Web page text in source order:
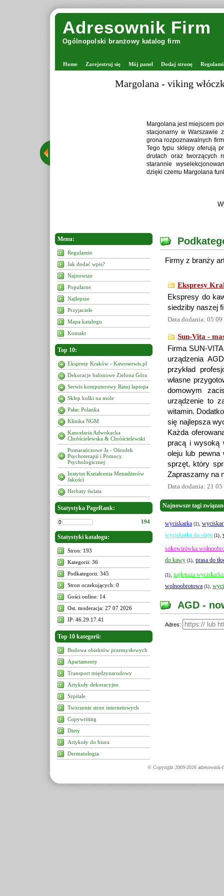
Adresownik Firm
Ogólnopolski branżowy katalog firm
Home Zarejestruj się Mój panel Dodaj stronę
Menu:
Regulamin
Jak dodać wpis?
Najnowsze
Popularne
Najlepsze
Przyjaciele
Mapa katalogu
Kontakt
Top 10:
Ekspresy Kraków - Kawoserwis.pl
Dekoracje balonowe Zielona Góra
Serwis komputerowy Ratuj laptopa
Sklep kulki na mole
Pałac Polanka
Klinika NGM
Kancelaria Adwokacka
Chróścielewska & Chróścielewski
Pomarańczowe Ja - Ośrodek
Psychoterapii i Pomocy
Psychologicznej
Instytut Kształcenia Menadżerów
Jakości
Herbaty świata
Statystyka PageRank:
194
Statystyki katalogu:
Stron: 193
Kategorii: 36
Podkategorii: 345
Stron oczekujących: 0
Gości online: 14
Ost. moderacja: 27 07 2026
IP: 46.29.17.41
Top 10 kategorii:
Budowa obiektów przemysłowych
Apartamenty
Transport międzynarodowy
Artykuły dekoracyjne
Szpitale
Tworzenie stron internetowych
Copywriting
Diety
Artykuły do biura
Dermatologia
Firmy z branży
Ekspresy
Ekspresy do
siedziby naszej
Data dodania: 05
Sun-Vita -
Firma SUN-
urządzenia
przykład
własne
domowym
urządzenie to
witamin.
się najlepsza
Każda
pracą i wysoką
oleju lub pewna
sprzęt, który
Zapraszamy na
Data dodania: 21
Najnowsze tagi
wyciskarka (1)
wyciskarka do oleju (1)
sokowirówka
do kawy (1) prasa do
(1) najlepsza
wolnoobrotowa (1)
AGD -
Adres:
© Copyright 2009-2026